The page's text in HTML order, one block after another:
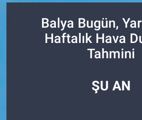
Balya Bugün,
Haftalık Hava
Tahmini
ŞU AN
Tüm Manşetler
Son Dakika Haberleri